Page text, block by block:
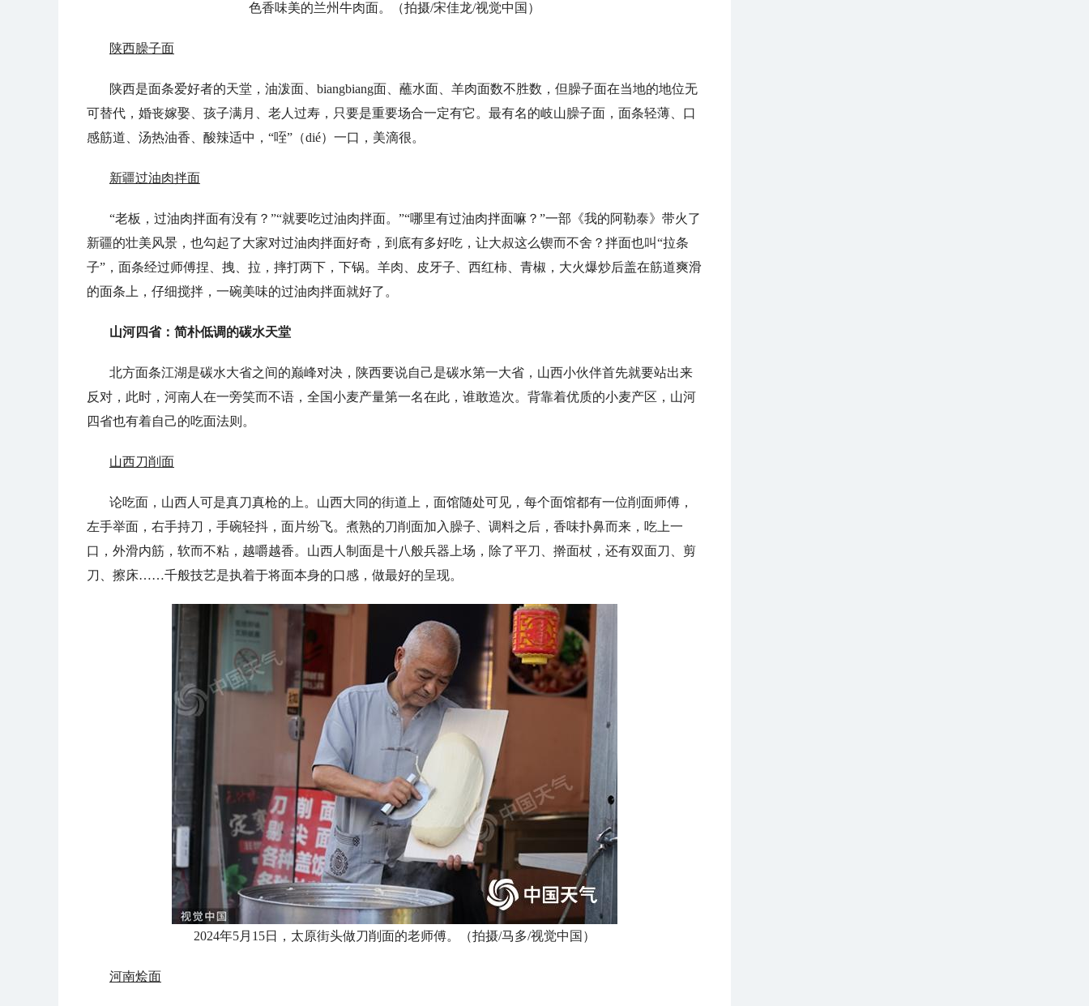
色香味美的兰州牛肉面。（拍摄/宋佳龙/视觉中国）
陕西臊子面
陕西是面条爱好者的天堂，油泼面、biangbiang面、蘸水面、羊肉面数不胜数，但臊子面在当地的地位无
可替代，婚丧嫁娶、孩子满月、老人过寿，只要是重要场合一定有它。最有名的岐山臊子面，面条轻薄、口
感筋道、汤热油香、酸辣适中，“咥”（dié）一口，美滴很。
新疆过油肉拌面
“老板，过油肉拌面有没有？”“就要吃过油肉拌面。”“哪里有过油肉拌面嘛？”一部《我的阿勒泰》带火了
新疆的壮美风景，也勾起了大家对过油肉拌面好奇，到底有多好吃，让大叔这么锲而不舍？拌面也叫“拉条
子”，面条经过师傅捏、拽、拉，摔打两下，下锅。羊肉、皮牙子、西红柿、青椒，大火爆炒后盖在筋道爽滑
的面条上，仔细搅拌，一碗美味的过油肉拌面就好了。
山河四省：简朴低调的碳水天堂
北方面条江湖是碳水大省之间的巅峰对决，陕西要说自己是碳水第一大省，山西小伙伴首先就要站出来
反对，此时，河南人在一旁笑而不语，全国小麦产量第一名在此，谁敢造次。背靠着优质的小麦产区，山河
四省也有着自己的吃面法则。
山西刀削面
论吃面，山西人可是真刀真枪的上。山西大同的街道上，面馆随处可见，每个面馆都有一位削面师傅，
左手举面，右手持刀，手碗轻抖，面片纷飞。煮熟的刀削面加入臊子、调料之后，香味扑鼻而来，吃上一
口，外滑内筋，软而不粘，越嚼越香。山西人制面是十八般兵器上场，除了平刀、擀面杖，还有双面刀、剪
刀、擦床……千般技艺是执着于将面本身的口感，做最好的呈现。
2024年5月15日，太原街头做刀削面的老师傅。（拍摄/马多/视觉中国）
河南烩面